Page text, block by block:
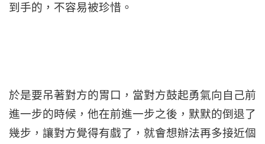
到手的，不容易被珍惜。
於是要吊著對方的胃口，當對方鼓起勇氣向自己前
進一步的時候，他在前進一步之後，默默的倒退了
幾步，讓對方覺得有戲了，就會想辦法再多接近個